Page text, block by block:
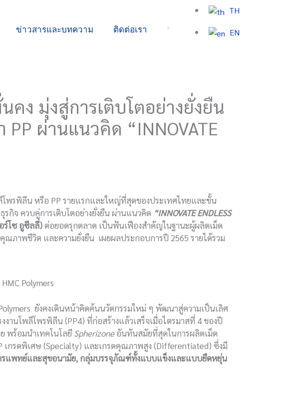
ข่าวสารและบทความ ติดต่อเรา
TH
EN
คง มุ่งสู่การเติบโตอย่างยั่งยืน
ผ่านแนวคิด “INNOVATE
พรพิลีน หรือ PP รายแรกและใหญ่ที่สุดของประเทศไทยและชั้น
กิจ ควบคู่การเติบโตอย่างยั่งยืน ผ่านแนวคิด “INNOVATE ENDLESS
ร์โซ อูซีลลี่)ต่อยอดรุกตลาด เป็นฟันเฟืองสำคัญในฐานะผู้ผลิตเม็ด
ภาพชีวิต และความยั่งยืน เผยผลประกอบการปี 2565 รายได้รวม
Polymers
ยังคงเดินหน้าคิดค้นนวัตกรรมใหม่ ๆ พัฒนาสู่ความเป็นเลิศ
านโพลีโพรพิลีน (PP4) ที่ก่อสร้างแล้วเสร็จเมื่อไตรมาสที่ 4 ของปี
พร้อมนำเทคโนโลยี Spherizoneอันทันสมัยที่สุดในการผลิตเม็ด
เกรดพิเศษ (Specialty) และเกรดคุณภาพสูง (Differentiated) ซึ่งมี
รแพทย์และสุขอนามัย, กลุ่มบรรจุภัณฑ์ทั้งแบบแข็งและแบบยืดหยุ่น